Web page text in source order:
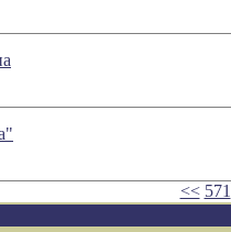
<< 571